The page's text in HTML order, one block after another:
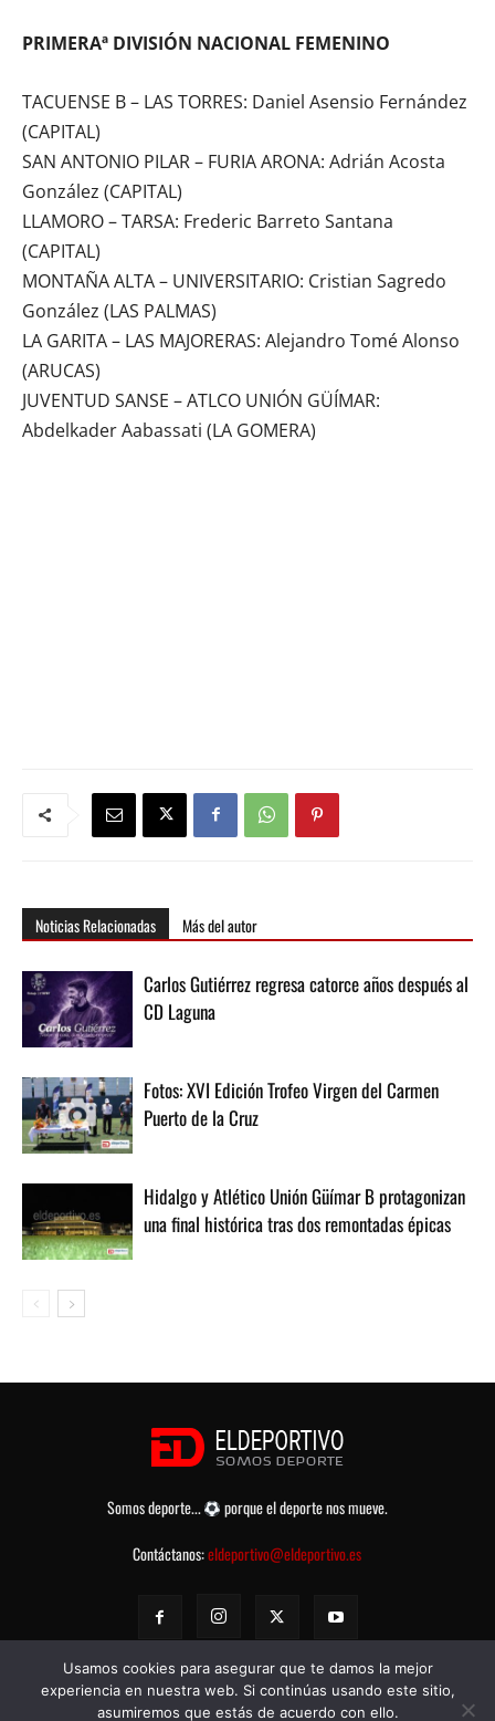
PRIMERAª DIVISIÓN NACIONAL FEMENINO
TACUENSE B – LAS TORRES: Daniel Asensio Fernández
(CAPITAL)
SAN ANTONIO PILAR – FURIA ARONA: Adrián Acosta
González (CAPITAL)
LLAMORO – TARSA: Frederic Barreto Santana
(CAPITAL)
MONTAÑA ALTA – UNIVERSITARIO: Cristian Sagredo
González (LAS PALMAS)
LA GARITA – LAS MAJORERAS: Alejandro Tomé Alonso
(ARUCAS)
JUVENTUD SANSE – ATLCO UNIÓN GÜÍMAR:
Abdelkader Aabassati (LA GOMERA)
Noticias Relacionadas Más del autor
Carlos Gutiérrez regresa catorce años después al
CD Laguna
Fotos: XVI Edición Trofeo Virgen del Carmen
Puerto de la Cruz
Hidalgo y Atlético Unión Güímar B protagonizan
una final histórica tras dos remontadas épicas
Somos deporte...
porque el deporte nos mueve.
Contáctanos:eldeportivo@eldeportivo.es
Usamos cookies para asegurar que te damos la mejor
experiencia en nuestra web. Si continúas usando este sitio,
asumiremos que estás de acuerdo con ello.